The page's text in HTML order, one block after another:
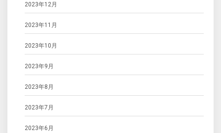
2023年12月
2023年11月
2023年10月
2023年9月
2023年8月
2023年7月
2023年6月